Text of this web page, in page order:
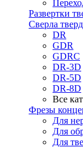
Развертки
Сверла
DR
GDR
GDRC
DR-3D
DR-5D
DR-8D
Все
Фрезы
Для
Для
Для